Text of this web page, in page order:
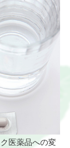
医薬品への変